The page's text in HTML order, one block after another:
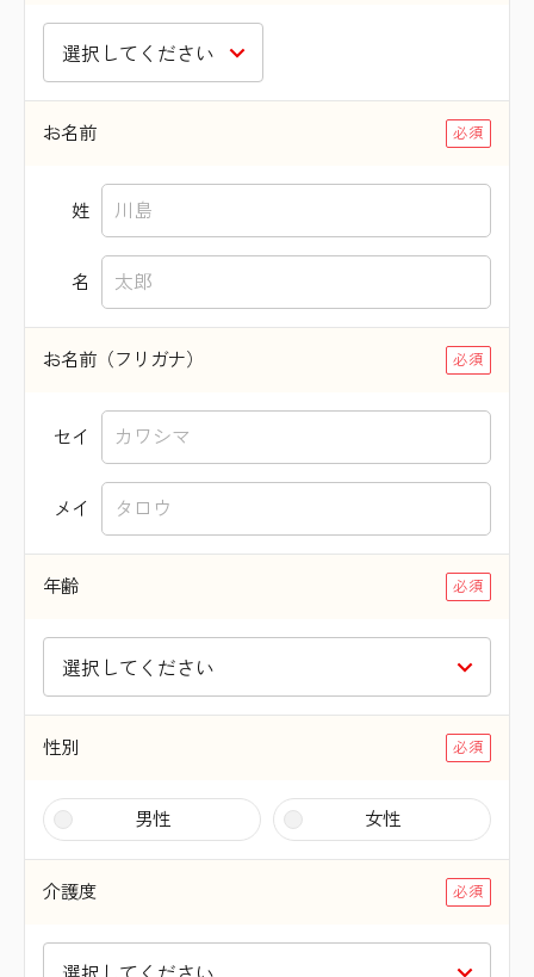
お名前
姓
名
お名前（フリガナ）
セイ
メイ
年齢
性別
男性 女性
介護度